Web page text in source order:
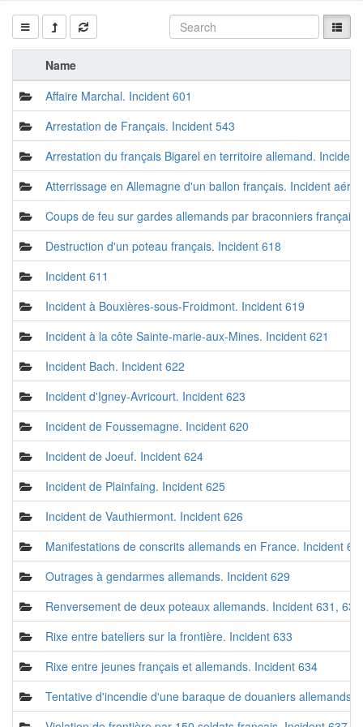
Name
Affaire Marchal. Incident 601
Arrestation de Français. Incident 543
Arrestation du français Bigarel en territoire allemand. Incident
Atterrissage en Allemagne d'un ballon français. Incident
Coups de feu sur gardes allemands par braconniers
Destruction d'un poteau français. Incident 618
Incident 611
Incident à Bouxières-sous-Froidmont. Incident 619
Incident à la côte Sainte-marie-aux-Mines. Incident 621
Incident Bach. Incident 622
Incident d'Igney-Avricourt. Incident 623
Incident de Foussemagne. Incident 620
Incident de Joeuf. Incident 624
Incident de Plainfaing. Incident 625
Incident de Vauthiermont. Incident 626
Manifestations de conscrits allemands en France. Incident
Outrages à gendarmes allemands. Incident 629
Renversement de deux poteaux allemands. Incident 631, 632
Rixe entre bateliers sur la frontière. Incident 633
Rixe entre jeunes français et allemands. Incident 634
Tentative d'incendie d'une baraque de douaniers allemands.